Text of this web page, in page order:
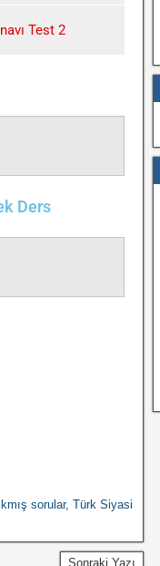
Test 2
Ders
sorular, Türk Siyasi
Sonraki Yazı